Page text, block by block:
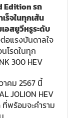
Editionรถ
ร็จในทุกเส้น
อสยูวีหรูระดับ
อแรงบันดาลใจ
โรดในทุก
300 HEV
าคม 2567 นี้
JOLION HEV
พร้อมจะคำราม